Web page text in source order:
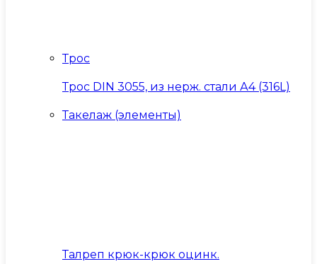
Трос
Трос DIN 3055, из нерж. стали А4 (316L)
Такелаж (элементы)
Талреп крюк-крюк оцинк.